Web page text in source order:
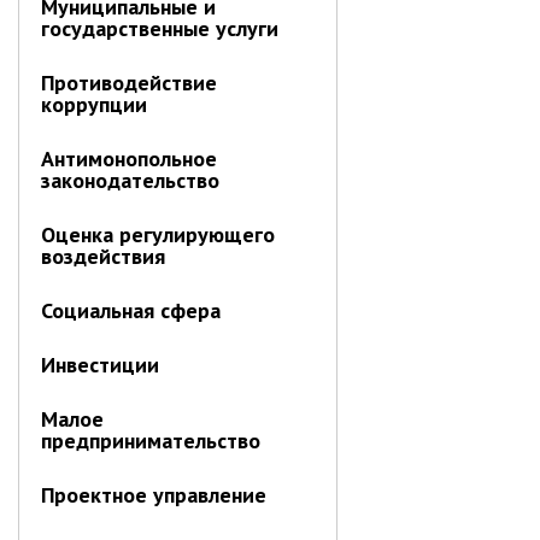
октябрь 2025 г.
сентябрь 2025 г.
август 2025 г.
июнь 2025 г.
апрель 2025 г.
февраль 2025 г.
Администрация
Глава МО г. Партизанск
Муниципальные и
государственные услуги
Противодействие
коррупции
Антимонопольное
законодательство
Оценка регулирующего
воздействия
Социальная сфера
Инвестиции
Малое
предпринимательство
Проектное управление